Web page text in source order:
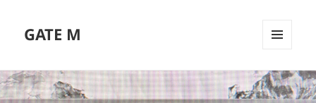
GATE M
ーとウ
ィジェ
ット